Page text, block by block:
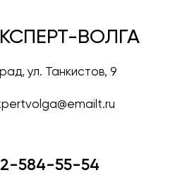
ВОЛГА
ул. Танкистов, 9
584-55-54